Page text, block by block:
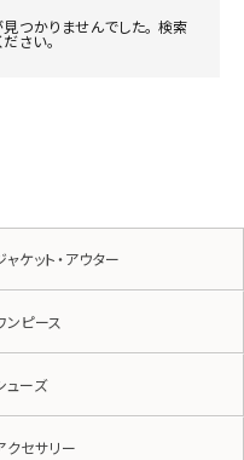
つかりませんでした。 検索
さい。
ャケット・アウター
ンピース
ューズ
クセサリー